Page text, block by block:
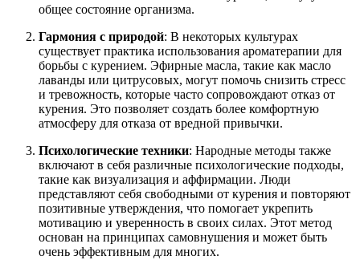
общее состояние организма.
Гармония с природой: В некоторых культурах
существует практика использования ароматерапии для
борьбы с курением. Эфирные масла, такие как масло
лаванды или цитрусовых, могут помочь снизить стресс
и тревожность, которые часто сопровождают отказ от
курения. Это позволяет создать более комфортную
атмосферу для отказа от вредной привычки.
Психологические техники: Народные методы также
включают в себя различные психологические подходы,
такие как визуализация и аффирмации. Люди
представляют себя свободными от курения и повторяют
позитивные утверждения, что помогает укрепить
мотивацию и уверенность в своих силах. Этот метод
основан на принципах самовнушения и может быть
очень эффективным для многих.